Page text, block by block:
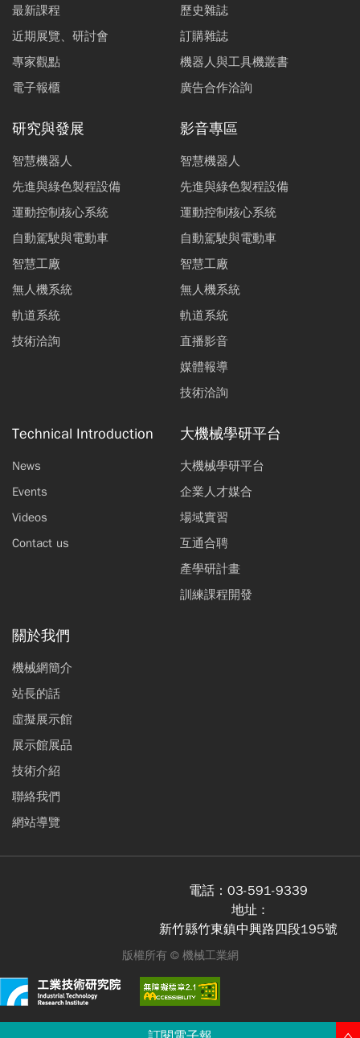
最新課程
近期展覽、研討會
專家觀點
電子報櫃
歷史雜誌
訂購雜誌
機器人與工具機叢書
廣告合作洽詢
研究與發展
智慧機器人
先進與綠色製程設備
運動控制核心系統
自動駕駛與電動車
智慧工廠
無人機系統
軌道系統
技術洽詢
影音專區
智慧機器人
先進與綠色製程設備
運動控制核心系統
自動駕駛與電動車
智慧工廠
無人機系統
軌道系統
直播影音
媒體報導
技術洽詢
Technical Introduction
News
Events
Videos
Contact us
大機械學研平台
大機械學研平台
企業人才媒合
場域實習
互通合聘
產學研計畫
訓練課程開發
關於我們
機械網簡介
站長的話
虛擬展示館
展示館展品
技術介紹
聯絡我們
網站導覽
電話： 03-591-9339
地址 :
新竹縣竹東鎮中興路四段195號
版權所有 © 機械工業網